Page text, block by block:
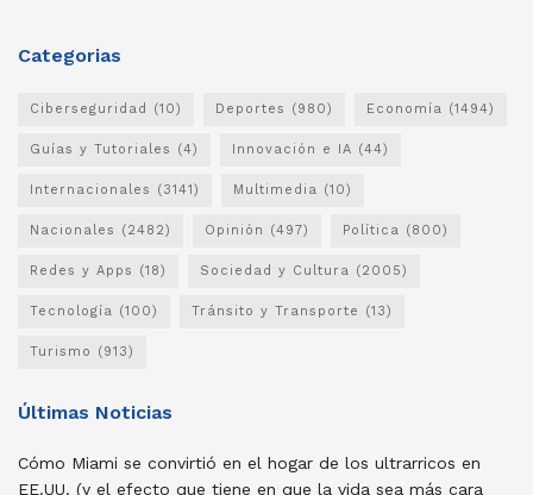
Categorias
Ciberseguridad (10) Deportes (980) Economía (1494)
Guías y Tutoriales (4) Innovación e IA (44)
Internacionales (3141) Multimedia (10)
Nacionales (2482) Opinión (497) Política (800)
Redes y Apps (18) Sociedad y Cultura (2005)
Tecnología (100) Tránsito y Transporte (13)
Turismo (913)
Últimas Noticias
Cómo Miami se convirtió en el hogar de los ultrarricos en
EE.UU. (y el efecto que tiene en que la vida sea más cara